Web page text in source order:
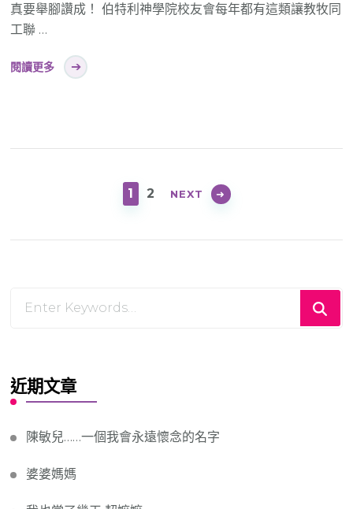
真要舉腳讚成！ 伯特利神學院校友會每年都有這類讓教牧同
工聯 …
閱讀更多
paginationPAGE
1 PAGE
2 NEXT
近期文章
陳敏兒……一個我會永遠懷念的名字
婆婆媽媽